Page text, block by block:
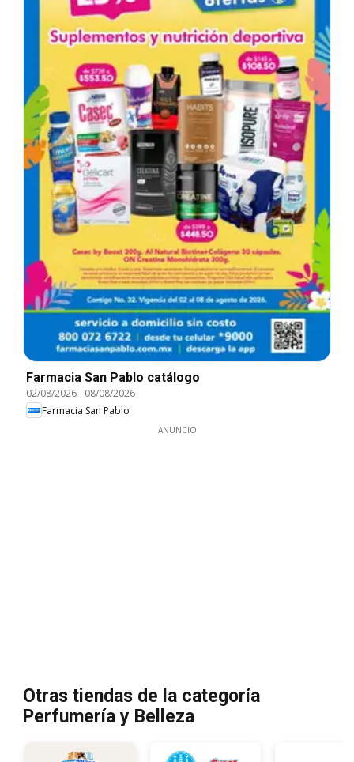
Farmacia San Pablo catálogo
02/08/2026- 08/08/2026
Farmacia San Pablo
ANUNCIO
Otras tiendas de la categoría
Perfumería y Belleza